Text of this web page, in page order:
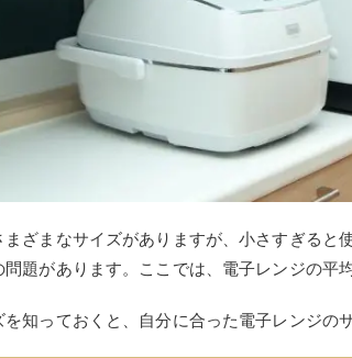
を知っておくと、自分に合った電子レンジの
庫内容量の目安があります。一般的に、一人
上の電子レンジが適しているといわれていま
が多く大人数の料理を作ることが多いなど
によって開口の広さが違うので、コンビニ